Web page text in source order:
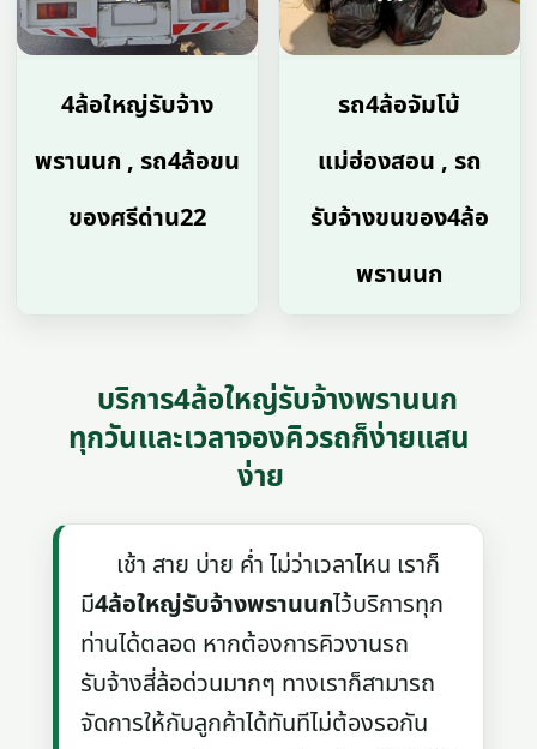
4ล้อใหญ่รับจ้าง
พรานนก , รถ4ล้อขน
ของศรีด่าน22
รถ4ล้อจัมโบ้
แม่ฮ่องสอน , รถ
รับจ้างขนของ4ล้อ
พรานนก
บริการ4ล้อใหญ่รับจ้างพรานนก
ทุกวันและเวลาจองคิวรถก็ง่ายแสน
ง่าย
เช้า สาย บ่าย ค่ำ ไม่ว่าเวลาไหน เราก็
มี4ล้อใหญ่รับจ้างพรานนกไว้บริการทุก
ท่านได้ตลอด หากต้องการคิวงานรถ
รับจ้างสี่ล้อด่วนมากๆ ทางเราก็สามารถ
จัดการให้กับลูกค้าได้ทันทีไม่ต้องรอกัน